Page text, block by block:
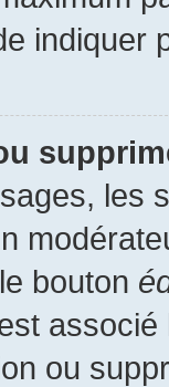
indiquer
les
bouton
associé
ou